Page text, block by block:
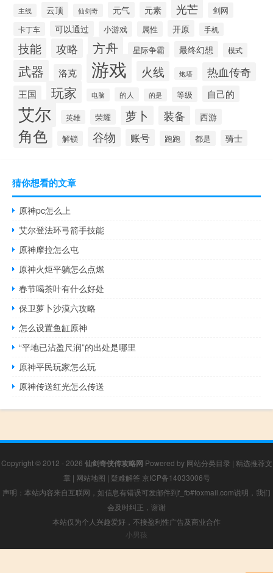
主线 云顶 仙剑奇 元气 元素 光芒 剑网
卡丁车 可以通过 小游戏 属性 开原 手机
技能 攻略 方舟 星际争霸 最终幻想 模式
武器 洛克 游戏 火线 炮塔 热血传奇
王国 玩家 电脑 的人 的是 等级 自己的
艾尔 英雄 荣耀 萝卜 装备 西游
角色 解锁 谷物 账号 跑跑 都是 骑士
猜你想看的文章
原神pc怎么上
艾尔登法环弓箭手技能
原神摩拉怎么屯
原神火炬平躺怎么点燃
春节喝茶叶有什么好处
保卫萝卜沙漠六攻略
怎么设置鱼缸原神
“平地已沾盈尺润”的出处是哪里
原神平民玩家怎么玩
原神传送红光怎么传送
Copyright © 2012 - 2026 仙剑奇侠传攻略网 Powered by 网站分类目录 | 精选推荐文
章 | 网站地图 | 疑难解答 京ICP备14033006号
声明：本站内容来自互联网，如信息有错误可发邮件到f_fb#foxmail.com说明，我们
会及时纠正，谢谢
本站仅为个人兴趣爱好，不接盈利性广告及商业合作
小男孩